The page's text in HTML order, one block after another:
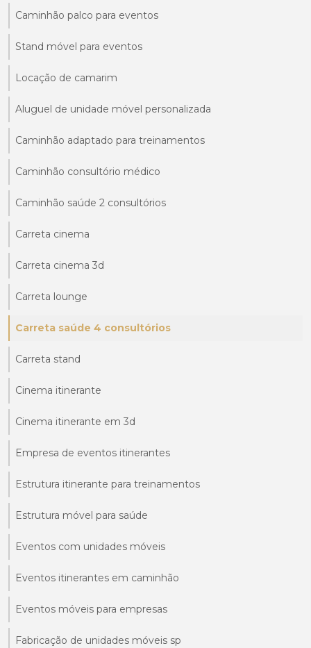
Caminhão palco para eventos
Stand móvel para eventos
Locação de camarim
Aluguel de unidade móvel personalizada
Caminhão adaptado para treinamentos
Caminhão consultório médico
Caminhão saúde 2 consultórios
Carreta cinema
Carreta cinema 3d
Carreta lounge
Carreta saúde 4 consultórios
Carreta stand
Cinema itinerante
Cinema itinerante em 3d
Empresa de eventos itinerantes
Estrutura itinerante para treinamentos
Estrutura móvel para saúde
Eventos com unidades móveis
Eventos itinerantes em caminhão
Eventos móveis para empresas
Fabricação de unidades móveis sp